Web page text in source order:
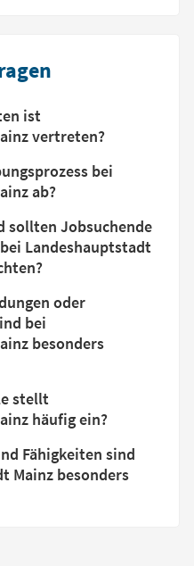
ist
vertreten?
bei
ab?
sollten Jobsuchende
Landeshauptstadt
oder
bei
besonders
stellt
häufig ein?
Fähigkeiten sind
Mainz besonders